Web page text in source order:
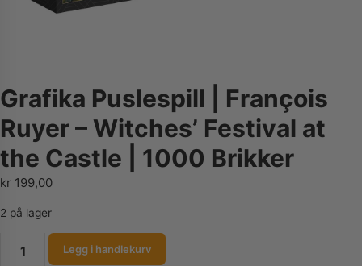
Grafika Puslespill | François
Ruyer – Witches’ Festival at
the Castle | 1000 Brikker
kr 199,00
2 på lager
Puslespill
Legg i handlekurv